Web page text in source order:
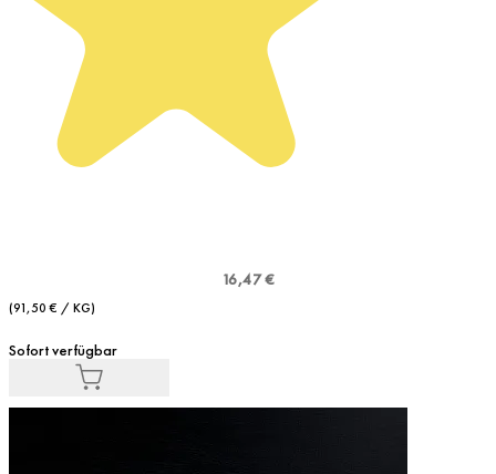
16,47 €
(91,50 € / KG)
Sofort verfügbar